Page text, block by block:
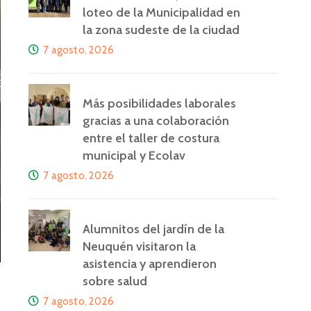
loteo de la Municipalidad en
la zona sudeste de la ciudad
7 agosto, 2026
Más posibilidades laborales
gracias a una colaboración
entre el taller de costura
municipal y Ecolav
7 agosto, 2026
Alumnitos del jardín de la
Neuquén visitaron la
asistencia y aprendieron
sobre salud
7 agosto, 2026